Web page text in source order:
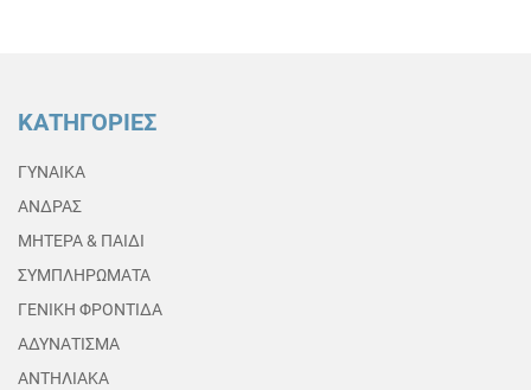
ΚΑΤΗΓΟΡΙΕΣ
ΓΥΝΑΙΚΑ
ΑΝΔΡΑΣ
ΜΗΤΕΡΑ & ΠΑΙΔΙ
ΣΥΜΠΛΗΡΩΜΑΤΑ
ΓΕΝΙΚΗ ΦΡΟΝΤΙΔΑ
ΑΔΥΝΑΤΙΣΜΑ
ΑΝΤΗΛΙΑΚΑ